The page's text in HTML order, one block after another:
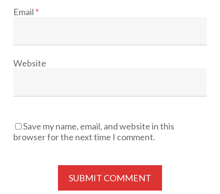
Email *
Website
Save my name, email, and website in this
browser for the next time I comment.